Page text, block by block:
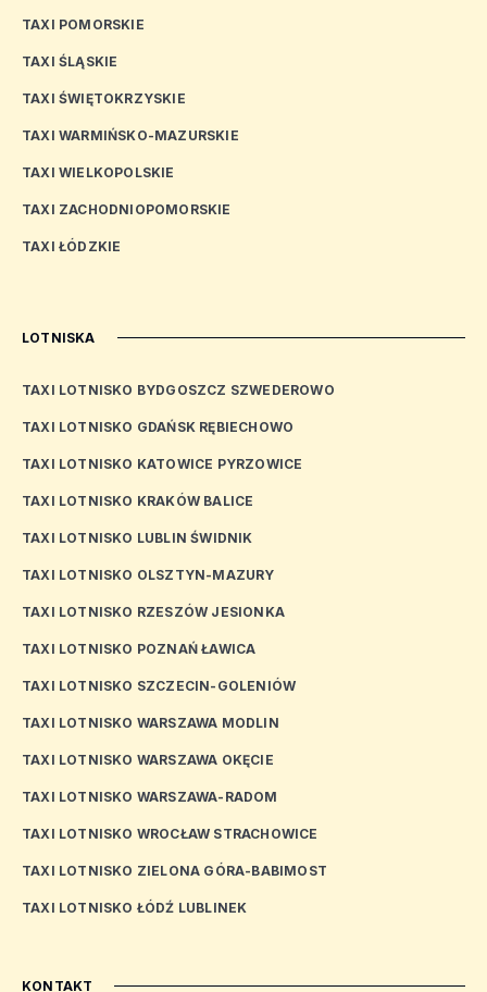
TAXI POMORSKIE
TAXI ŚLĄSKIE
TAXI ŚWIĘTOKRZYSKIE
TAXI WARMIŃSKO-MAZURSKIE
TAXI WIELKOPOLSKIE
TAXI ZACHODNIOPOMORSKIE
TAXI ŁÓDZKIE
LOTNISKA
TAXI LOTNISKO BYDGOSZCZ SZWEDEROWO
TAXI LOTNISKO GDAŃSK RĘBIECHOWO
TAXI LOTNISKO KATOWICE PYRZOWICE
TAXI LOTNISKO KRAKÓW BALICE
TAXI LOTNISKO LUBLIN ŚWIDNIK
TAXI LOTNISKO OLSZTYN-MAZURY
TAXI LOTNISKO RZESZÓW JESIONKA
TAXI LOTNISKO POZNAŃ ŁAWICA
TAXI LOTNISKO SZCZECIN-GOLENIÓW
TAXI LOTNISKO WARSZAWA MODLIN
TAXI LOTNISKO WARSZAWA OKĘCIE
TAXI LOTNISKO WARSZAWA-RADOM
TAXI LOTNISKO WROCŁAW STRACHOWICE
TAXI LOTNISKO ZIELONA GÓRA-BABIMOST
TAXI LOTNISKO ŁÓDŹ LUBLINEK
KONTAKT